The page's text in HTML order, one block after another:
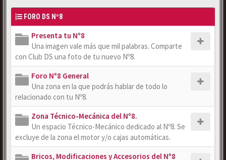
FORO DS Nº8
Presenta tu Nº8
Una imagen vale más que mil palabras. Comparte
con Club DS una foto de tu nuevo Nº8.
Foro Nº8 General
Una zona en la que podrás hablar de todo lo
relacionado con tu Nº8.
Zona Técnico-Mecánica del Nº8.
Un espacio Técnico-Mecánico dedicado al Nº8. Se
excluye de la zona el motor y/o cajas automáticas.
Bricos, Modificaciones y Accesorios del Nº8